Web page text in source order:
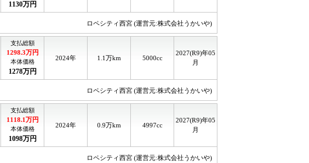
1130万円
ロペシティ西宮 (運営元:株式会社うかいや)
支払総額
1298.3万円
本体価格
1278万円
2024年 1.1万km 5000cc
2027(R9)年05
月
ロペシティ西宮 (運営元:株式会社うかいや)
支払総額
1118.1万円
本体価格
1098万円
2024年 0.9万km 4997cc
2027(R9)年05
月
ロペシティ西宮 (運営元:株式会社うかいや)